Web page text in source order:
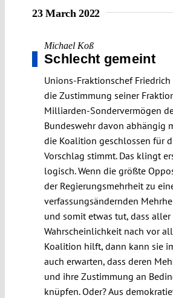
23 March 2022
Michael Koß
Schlecht gemeint
Unions-Fraktionschef
die Zustimmung seiner
Milliarden-Sondervermögen
Bundeswehr davon abhängig
die Koalition geschlossen für
Vorschlag stimmt. Das klingt
logisch. Wenn die größte
der Regierungsmehrheit zu
verfassungsändernden
und somit etwas tut, dass aller
Wahrscheinlichkeit nach vor
Koalition hilft, dann kann sie
auch erwarten, dass deren
und ihre Zustimmung an
knüpfen. Oder? Aus